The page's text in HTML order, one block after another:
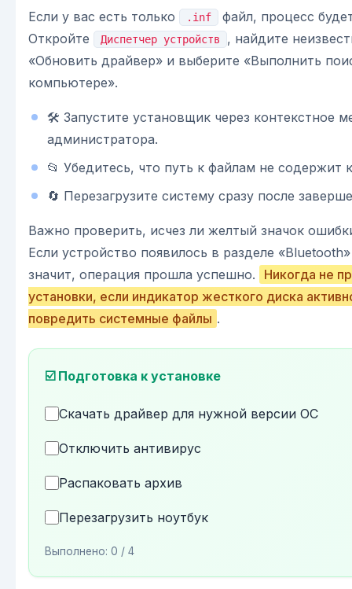
Если у вас есть только .inf
файл, процесс
Откройте
Диспетчер устройств
, найдите
«Обновить драйвер» и выберите «Выполнить
компьютере».
🛠️ Запустите установщик через контекстное
администратора.
📂 Убедитесь, что путь к файлам не содержит
🔄 Перезагрузите систему сразу после
Важно проверить, исчез ли желтый значок
Если устройство появилось в разделе
значит, операция прошла успешно.
Никогда не
установки, если индикатор жесткого диска
повредить системные файлы .
☑️ Подготовка к установке
Скачать драйвер для нужной версии ОС
Отключить антивирус
Распаковать архив
Перезагрузить ноутбук
Выполнено: 0 / 4